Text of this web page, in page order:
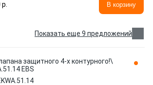
В корзину
Показать еще 9 предложений
защитного 4-х контурного!\
EBS